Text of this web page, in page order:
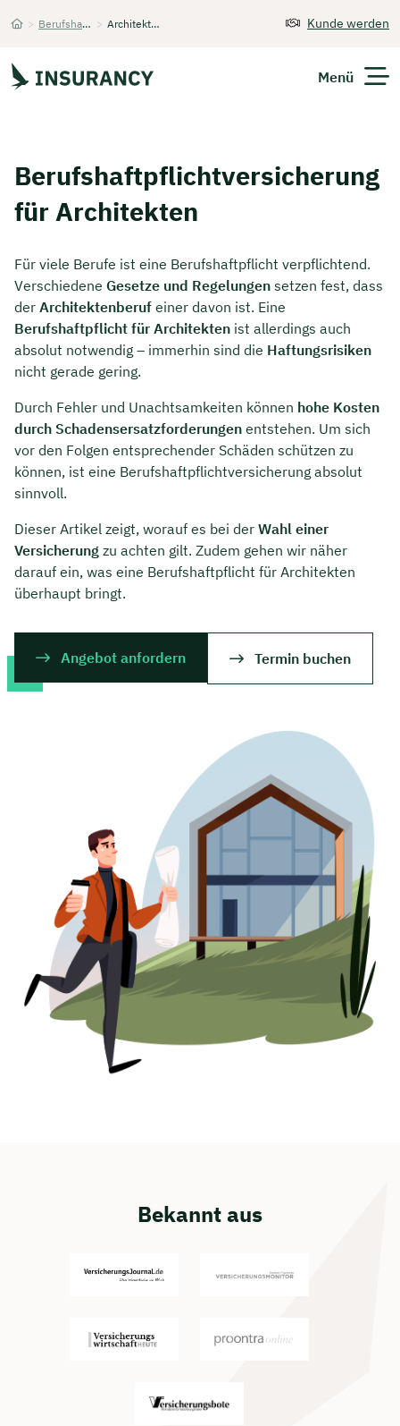
> Berufshaftpflichtversicherung > Architekten Kunde werden
Menü
Unternehmen
Expats
Über Uns
Berufs­haftpflicht­versicherung
für Architekten
Für viele Berufe ist eine Berufshaftpflicht verpflichtend.
Verschiedene Gesetze und Regelungen setzen fest, dass
der Architektenberuf einer davon ist. Eine
Berufshaftpflicht für Architekten ist allerdings auch
absolut notwendig – immerhin sind die Haftungsrisiken
nicht gerade gering.
Durch Fehler und Unachtsamkeiten können hohe Kosten
durch Schadensersatzforderungen entstehen. Um sich
vor den Folgen entsprechender Schäden schützen zu
können, ist eine Berufshaftpflichtversicherung absolut
sinnvoll.
Dieser Artikel zeigt, worauf es bei der Wahl einer
Versicherung zu achten gilt. Zudem gehen wir näher
darauf ein, was eine Berufshaftpflicht für Architekten
überhaupt bringt.
Angebot anfordern Termin buchen
Bekannt aus